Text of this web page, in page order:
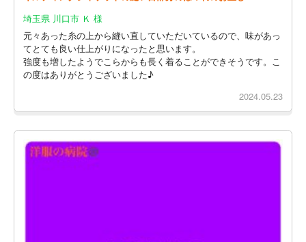
埼玉県 川口市 Ｋ 様
元々あった糸の上から縫い直していただいているので、味があっ
てとても良い仕上がりになったと思います。
強度も増したようでこらからも長く着ることができそうです。こ
の度はありがとうございました♪
2024.05.23